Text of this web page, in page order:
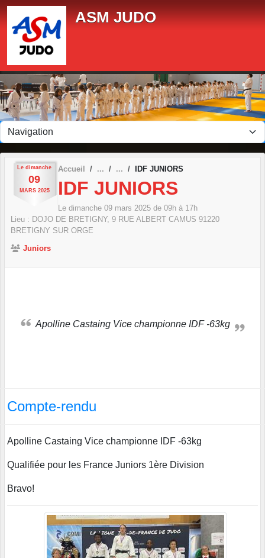
ASM JUDO
Le dimanche
09
MARS 2025
Accueil IDF JUNIORS
IDF JUNIORS
Le dimanche 09 mars 2025 de 09h à 17h
Lieu : DOJO DE BRETIGNY, 9 RUE ALBERT CAMUS 91220
BRETIGNY SUR ORGE
Juniors
Apolline Castaing Vice championne IDF -63kg
Compte-rendu
Apolline Castaing Vice championne IDF -63kg
Qualifiée pour les France Juniors 1ère Division
Bravo!
Panneau de gestion des cookies